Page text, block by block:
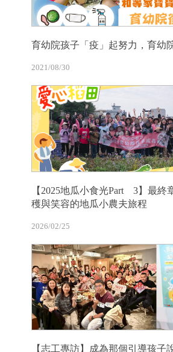
育幼院孩子「疫」起努力，育幼
2021/08/30
【2025地瓜小食光Part 3】最終
穫與笑容的地瓜小農夫旅程
2026/02/25
【志工專訪】成為那個引導孩子